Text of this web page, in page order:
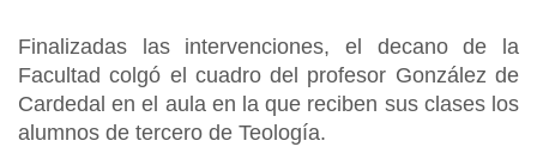
Finalizadas las intervenciones, el decano de la
Facultad colgó el cuadro del profesor González de
Cardedal en el aula en la que reciben sus clases los
alumnos de tercero de Teología.